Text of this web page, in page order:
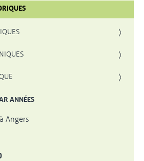
, OUVRE UNE NOUVELLE FENÊTRE
ANNÉES
Angers